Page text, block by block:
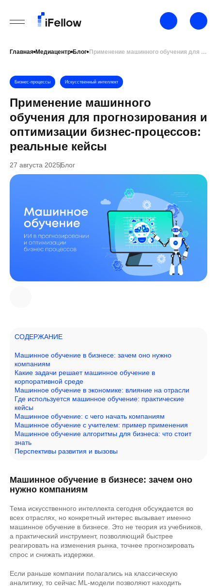
Главная Медиацентр Блог Применение машинного обучения для прогнозирования и оптимизации бизнес-процессов: реальные кейсы
Применение машинного
обучения для прогнозирования и
оптимизации бизнес-процессов:
реальные кейсы
Бизнес-процессы Искусственный интеллект
27 августа 2025Блог
СОДЕРЖАНИЕ
Машинное обучение в бизнесе: зачем оно нужно
компаниям
Какие задачи решает машинное обучение в
корпоративной среде
Машинное обучение в экономике: влияние на отрасли
Где используется машинное обучение: практические
кейсы
Машинное обучение: с чего начать компаниям
Машинное обучение с учителем: пример применения
Машинное обучение алгоритмы для бизнеса: что стоит
знать
Перспективы развития и вызовы
Машинное обучение в бизнесе: зачем оно
нужно компаниям
Тема искусственного интеллекта сегодня обсуждается во
всех отраслях, но конкретный интерес вызывает именно
машинное обучение в бизнесе. Это не теория из учебников,
а практический инструмент, позволяющий быстрее
реагировать на изменения рынка, точнее прогнозировать
спрос и снижать издержки.
Если раньше компании полагались на классическую
аналитику, то сейчас ML-модели позволяют находить